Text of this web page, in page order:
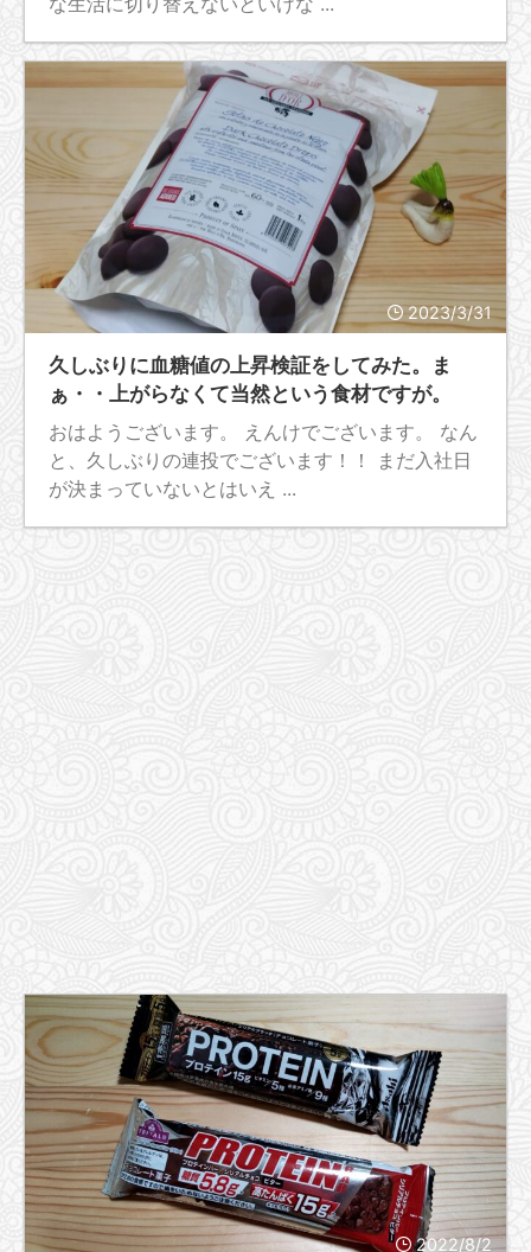
2023/3/31
久しぶりに血糖値の上昇検証をしてみた。ま
ぁ・・上がらなくて当然という食材ですが。
おはようございます。 えんけでございます。 なん
と、久しぶりの連投でございます！！ まだ入社日
が決まっていないとはいえ ...
2022/8/2